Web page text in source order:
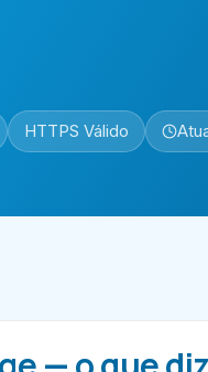
HTTPS Válido